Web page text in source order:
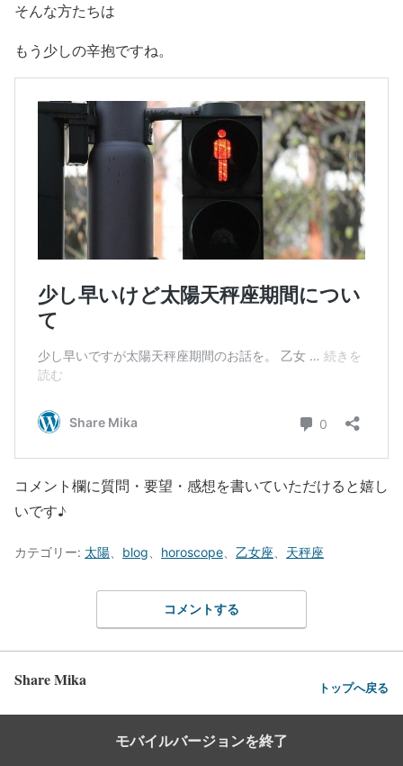
そんな方たちは
もう少しの辛抱ですね。
コメント欄に質問・要望・感想を書いていただけると嬉し
いです♪
カテゴリー: 太陽 blog horoscope 乙女座 天秤座
コメントする
Share Mika トップへ戻る
モバイルバージョンを終了